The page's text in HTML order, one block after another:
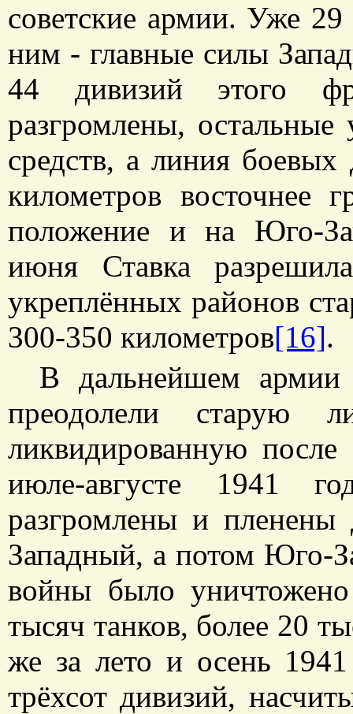
советские армии. Уже
ним - главные силы
44 дивизий этого
разгромлены,
средств, а линия боевых
километров восточнее
положение и на Юго-
июня Ставка
укреплённых районов
300-350 километров[16].
В дальнейшем армии
преодолели старую
ликвидированную после
июле-августе 1941
разгромлены и пленены
Западный, а потом Юго-
войны было
тысяч танков, более 20
же за лето и осень
трёхсот дивизий,